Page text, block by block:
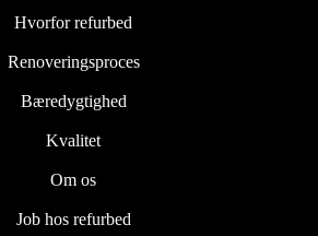
Hvorfor refurbed
Renoveringsproces
Bæredygtighed
Kvalitet
Om os
Job hos refurbed